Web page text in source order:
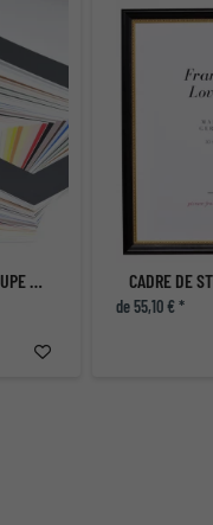
PASSE-PARTOUT AVEC DÉCOUPE INDIVIDUELLE CADRE DE
de 55,10 € *